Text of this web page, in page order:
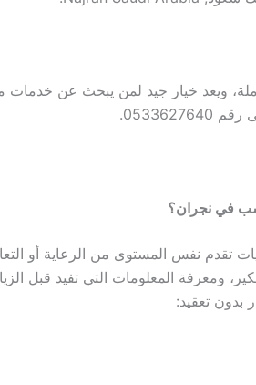
ويعد خيار جيد لمن يبحث عن خدمات
في نجران؟
تقدم نفس المستوى من الرعاية أو
ومعرفة المعلومات التي تفيد قبل
بدون تعقيد: